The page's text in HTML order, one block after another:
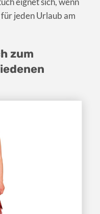
für jeden Urlaub am
zum